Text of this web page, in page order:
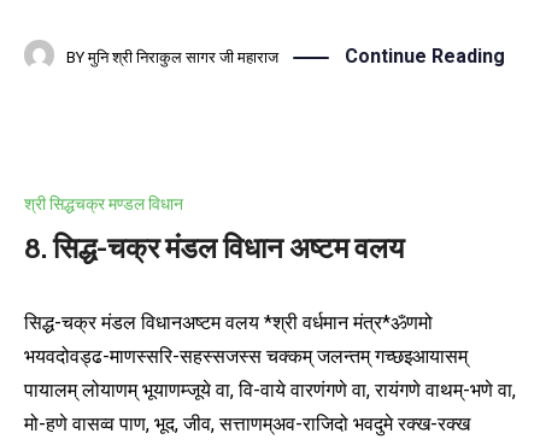
BY मुनि श्री निराकुल सागर जी महाराज Continue Reading
श्री सिद्धचक्र मण्डल विधान
8. सिद्ध-चक्र मंडल विधान अष्टम वलय
सिद्ध-चक्र मंडल विधानअष्टम वलय *श्री वर्धमान मंत्र*ॐणमो
भयवदोवड्ढ-माणस्सरि-सहस्सजस्स चक्कम् जलन्तम् गच्छइआयासम्
पायालम् लोयाणम् भूयाणम्जूये वा, वि-वाये वारणंगणे वा, रायंगणे वाथम्-भणे वा,
मो-हणे वासव्व पाण, भूद, जीव, सत्ताणम्अव-राजिदो भवदुमे रक्ख-रक्ख